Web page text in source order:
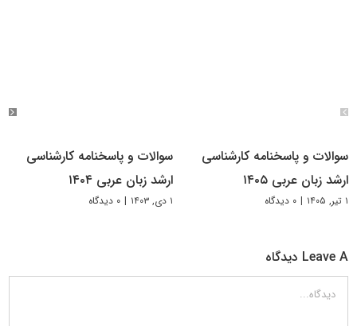
سوالات و پاسخنامه کارشناسی
ارشد زبان عربی ۱۴۰۵
۱ تیر, ۱۴۰۵ | ۰ دیدگاه
سوالات و پاسخنامه کارشناسی
ارشد زبان عربی ۱۴۰۴
۱ دی, ۱۴۰۳ | ۰ دیدگاه
Leave A دیدگاه
دیدگاه